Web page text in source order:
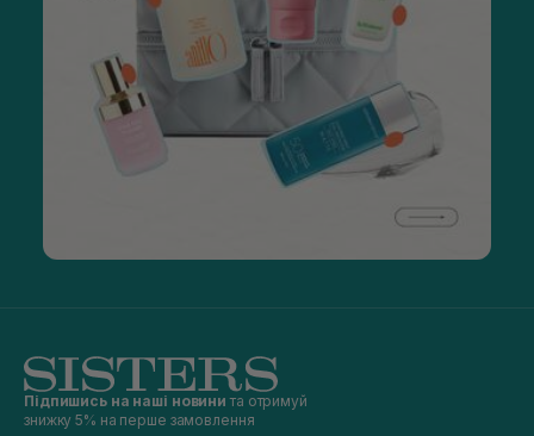
Підпишись на наші новини та отримуй
знижку 5% на перше замовлення